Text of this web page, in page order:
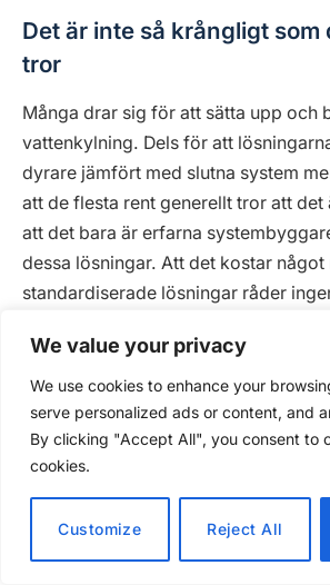
We value your privacy
We use cookies to enhance your
serve personalized ads or content, and
By clicking "Accept All", you consent to
cookies.
Customize Reject All
Det är inte så krångligt som
tror
Många drar sig för att sätta upp och
vattenkylning. Dels för att
dyrare jämfört med slutna system
att de flesta rent generellt tror att
att det bara är erfarna
dessa lösningar. Att det kostar
standardiserade lösningar råder
massproducerad lösning oavsett
alltid att vara markant billigare
specialdesignad/unik dito.
Men när det kommer till oron kring
krångligt, så hoppas vi med denna
inte alls är fallet och att i princip vem
planera och sätta upp en egen